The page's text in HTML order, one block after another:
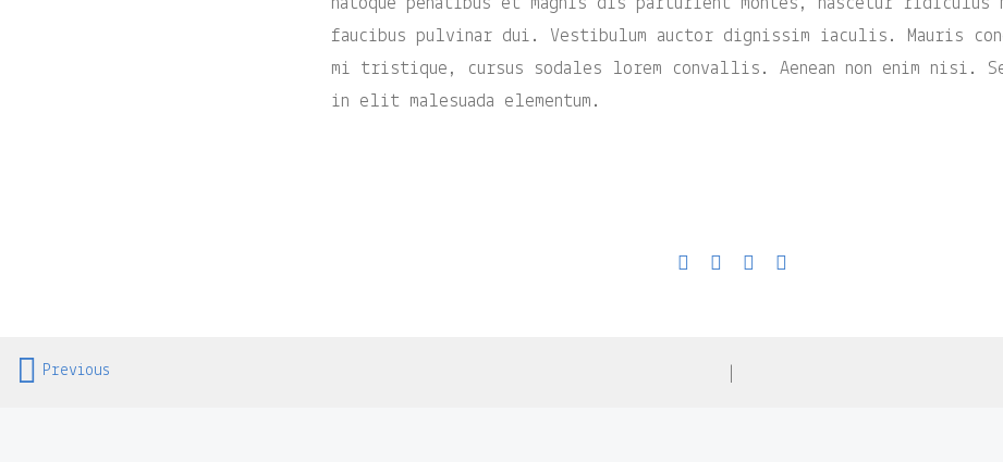
faucibus pulvinar dui. Vestibulum auctor dignissim iaculis. Mauris
mi tristique, cursus sodales lorem convallis. Aenean non enim nisi.
in elit malesuada elementum.
Portfolio
Previous